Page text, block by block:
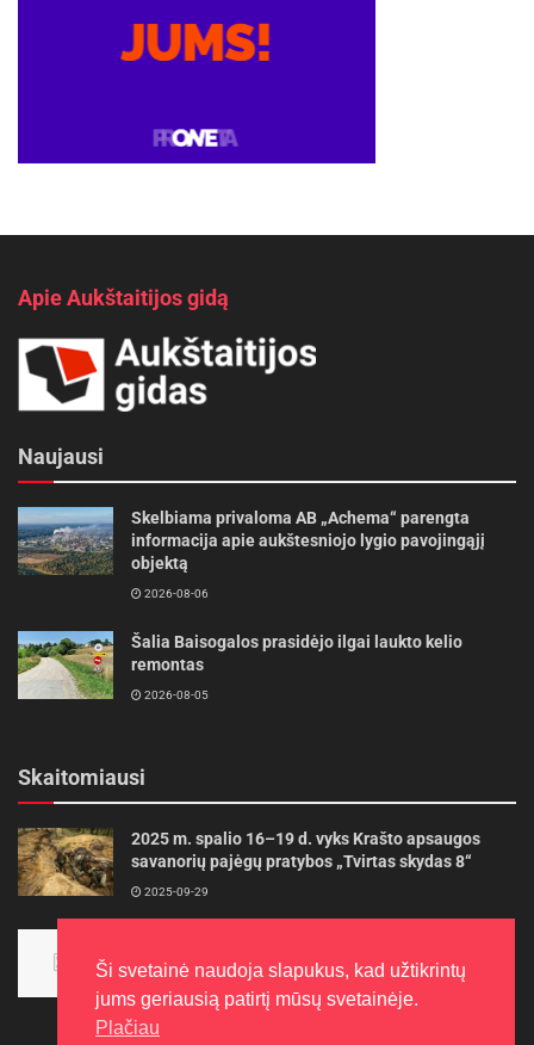
Apie Aukštaitijos gidą
Naujausi
Skelbiama privaloma AB „Achema“ parengta
informacija apie aukštesniojo lygio pavojingąjį
objektą
2026-08-06
Šalia Baisogalos prasidėjo ilgai laukto kelio
remontas
2026-08-05
Skaitomiausi
2025 m. spalio 16–19 d. vyks Krašto apsaugos
savanorių pajėgų pratybos „Tvirtas skydas 8“
2025-09-29
aukso
2015-10-30
Ši svetainė naudoja slapukus, kad užtikrintų
jums geriausią patirtį mūsų svetainėje.
Plačiau